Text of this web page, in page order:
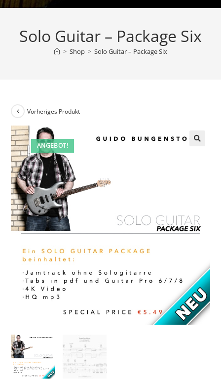
Solo Guitar – Package Six
> Shop > Solo Guitar – Package Six
ANGEBOT!
Vorheriges Produkt